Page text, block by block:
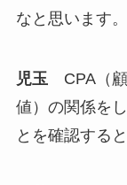
なと思います。
児玉 CPA（顧
値）の関係を
とを確認する